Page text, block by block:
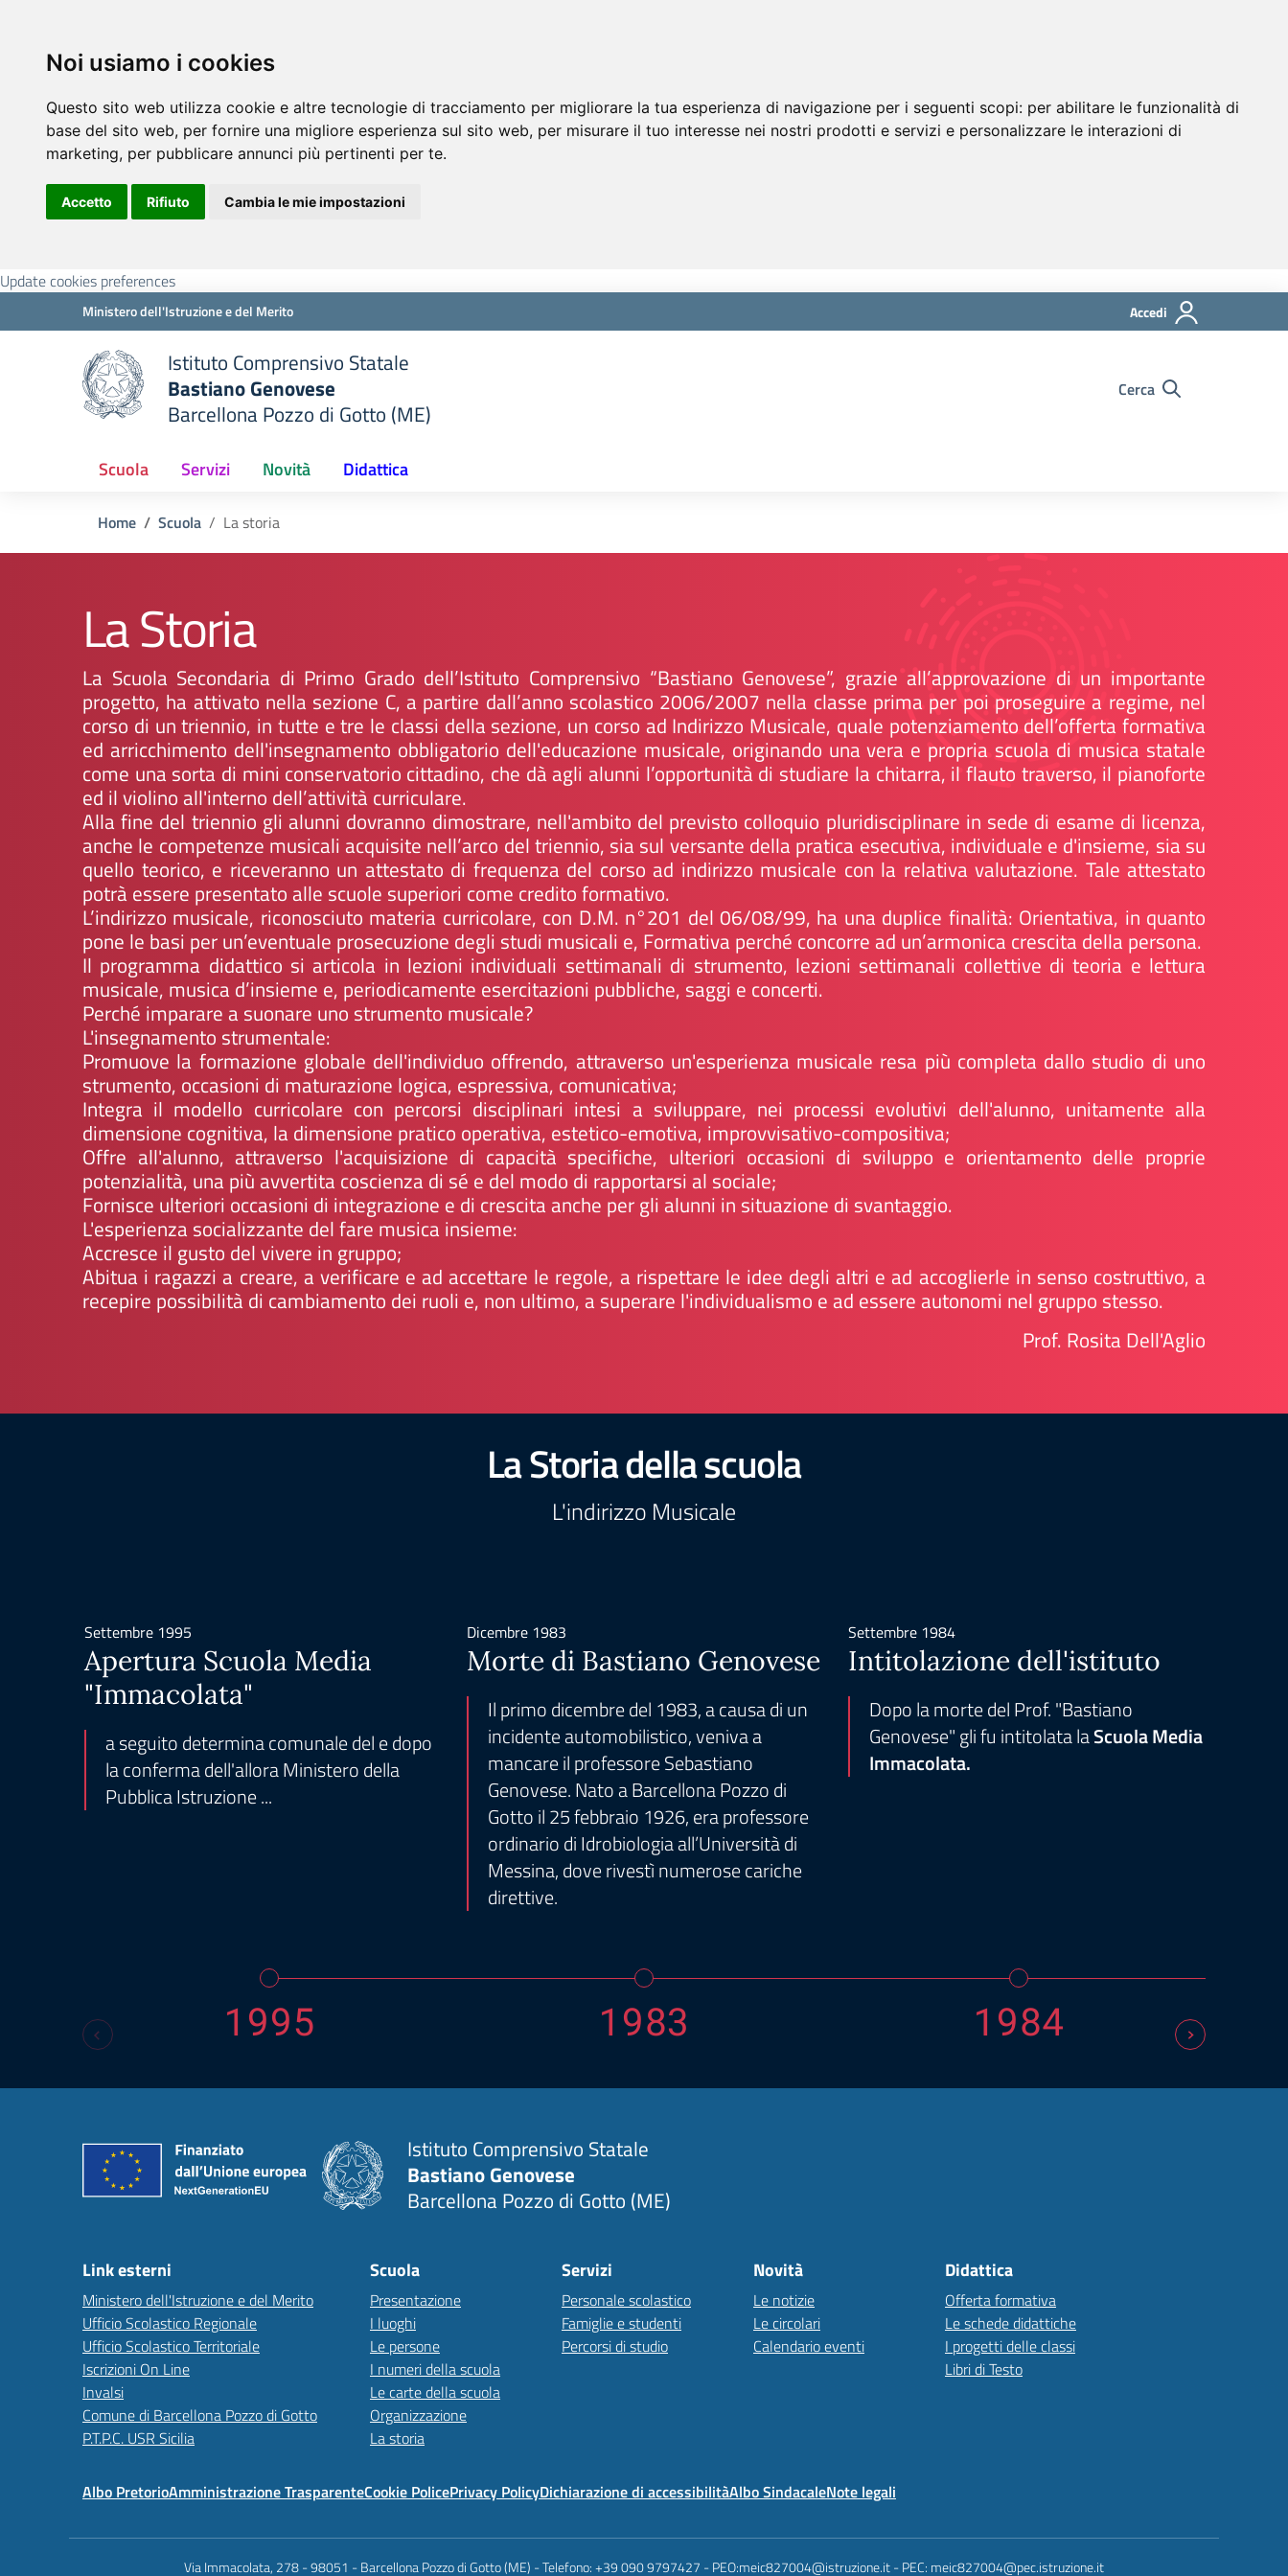
Noi usiamo i cookies
Questo sito web utilizza cookie e altre tecnologie di tracciamento per migliorare la tua esperienza di navigazione per i seguenti scopi: per abilitare le funzionalità di
base del sito web, per fornire una migliore esperienza sul sito web, per misurare il tuo interesse nei nostri prodotti e servizi e personalizzare le interazioni di
marketing, per pubblicare annunci più pertinenti per te.
Accetto Rifiuto Cambia le mie impostazioni
Update cookies preferences
Ministero dell'Istruzione e del Merito Accedi
Istituto Comprensivo Statale
Bastiano Genovese
Barcellona Pozzo di Gotto (ME)
Cerca
Scuola Servizi Novità Didattica
Home Scuola La storia
La Storia
La Scuola Secondaria di Primo Grado dell’Istituto Comprensivo “Bastiano Genovese”, grazie all’approvazione di un importante
progetto, ha attivato nella sezione C, a partire dall’anno scolastico 2006/2007 nella classe prima per poi proseguire a regime, nel
corso di un triennio, in tutte e tre le classi della sezione, un corso ad Indirizzo Musicale, quale potenziamento dell’offerta formativa
ed arricchimento dell'insegnamento obbligatorio dell'educazione musicale, originando una vera e propria scuola di musica statale
come una sorta di mini conservatorio cittadino, che dà agli alunni l’opportunità di studiare la chitarra, il flauto traverso, il pianoforte
ed il violino all'interno dell’attività curriculare.
Alla fine del triennio gli alunni dovranno dimostrare, nell'ambito del previsto colloquio pluridisciplinare in sede di esame di licenza,
anche le competenze musicali acquisite nell’arco del triennio, sia sul versante della pratica esecutiva, individuale e d'insieme, sia su
quello teorico, e riceveranno un attestato di frequenza del corso ad indirizzo musicale con la relativa valutazione. Tale attestato
potrà essere presentato alle scuole superiori come credito formativo.
L’indirizzo musicale, riconosciuto materia curricolare, con D.M. n°201 del 06/08/99, ha una duplice finalità: Orientativa, in quanto
pone le basi per un’eventuale prosecuzione degli studi musicali e, Formativa perché concorre ad un’armonica crescita della persona.
Il programma didattico si articola in lezioni individuali settimanali di strumento, lezioni settimanali collettive di teoria e lettura
musicale, musica d’insieme e, periodicamente esercitazioni pubbliche, saggi e concerti.
Perché imparare a suonare uno strumento musicale?
L'insegnamento strumentale:
Promuove la formazione globale dell'individuo offrendo, attraverso un'esperienza musicale resa più completa dallo studio di uno
strumento, occasioni di maturazione logica, espressiva, comunicativa;
Integra il modello curricolare con percorsi disciplinari intesi a sviluppare, nei processi evolutivi dell'alunno, unitamente alla
dimensione cognitiva, la dimensione pratico operativa, estetico-emotiva, improvvisativo-compositiva;
Offre all'alunno, attraverso l'acquisizione di capacità specifiche, ulteriori occasioni di sviluppo e orientamento delle proprie
potenzialità, una più avvertita coscienza di sé e del modo di rapportarsi al sociale;
Fornisce ulteriori occasioni di integrazione e di crescita anche per gli alunni in situazione di svantaggio.
L'esperienza socializzante del fare musica insieme:
Accresce il gusto del vivere in gruppo;
Abitua i ragazzi a creare, a verificare e ad accettare le regole, a rispettare le idee degli altri e ad accoglierle in senso costruttivo, a
recepire possibilità di cambiamento dei ruoli e, non ultimo, a superare l'individualismo e ad essere autonomi nel gruppo stesso.
Prof. Rosita Dell'Aglio
La Storia della scuola
L'indirizzo Musicale
Settembre 1995
Apertura Scuola Media
"Immacolata"
a seguito determina comunale del e dopo
la conferma dell'allora Ministero della
Pubblica Istruzione ...
Dicembre 1983
Morte di Bastiano Genovese
Il primo dicembre del 1983, a causa di un
incidente automobilistico, veniva a
mancare il professore Sebastiano
Genovese. Nato a Barcellona Pozzo di
Gotto il 25 febbraio 1926, era professore
ordinario di Idrobiologia all’Università di
Messina, dove rivestì numerose cariche
direttive.
Settembre 1984
Intitolazione dell'istituto
Dopo la morte del Prof. "Bastiano
Genovese" gli fu intitolata laScuola Media
Immacolata.
1995 1983 1984
Istituto Comprensivo Statale
Bastiano Genovese
Barcellona Pozzo di Gotto (ME)
Link esterni
Ministero dell'Istruzione e del Merito
Ufficio Scolastico Regionale
Ufficio Scolastico Territoriale
Iscrizioni On Line
Invalsi
Comune di Barcellona Pozzo di Gotto
P.T.P.C. USR Sicilia
Scuola
Presentazione
I luoghi
Le persone
I numeri della scuola
Le carte della scuola
Organizzazione
La storia
Servizi
Personale scolastico
Famiglie e studenti
Percorsi di studio
Novità
Le notizie
Le circolari
Calendario eventi
Didattica
Offerta formativa
Le schede didattiche
I progetti delle classi
Libri di Testo
Albo PretorioAmministrazione TrasparenteCookie PolicePrivacy PolicyDichiarazione di accessibilitàAlbo SindacaleNote legali
Via Immacolata, 278 - 98051 - Barcellona Pozzo di Gotto (ME) - Telefono: +39 090 9797427 - PEO:meic827004@istruzione.it - PEC: meic827004@pec.istruzione.it